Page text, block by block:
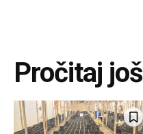
Pročitaj još